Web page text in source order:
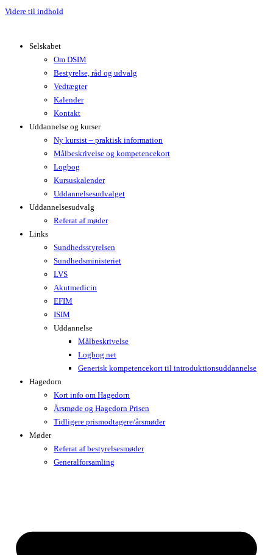
Videre til indhold
Selskabet
Om DSIM
Bestyrelse, råd og udvalg
Vedtægter
Kalender
Kontakt
Uddannelse og kurser
Ny kursist – praktisk information
Målbeskrivelse og kompetencekort
Logbog
Kursuskalender
Uddannelsesudvalget
Uddannelsesudvalg
Referat af møder
Links
Sundhedsstyrelsen
Sundhedsministeriet
LVS
Akutmedicin
EFIM
ISIM
Uddannelse
Målbeskrivelse
Logbog.net
Generisk kompetencekort til introduktionsuddannelse
Hagedorn
Kort info om Hagedorn
Årsmøde og Hagedorn Prisen
Tidligere prismodtagere/årsmøder
Møder
Referat af bestyrelsesmøder
Generalforsamling